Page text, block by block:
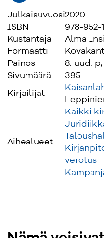
Julkaisuvuosi2020
ISBN
978-952-
Kustantaja
Alma
Formaatti
Painos
8. uud.
Sivumäärä
395
Kirjailijat
Aihealueet
Kaikki
verotus